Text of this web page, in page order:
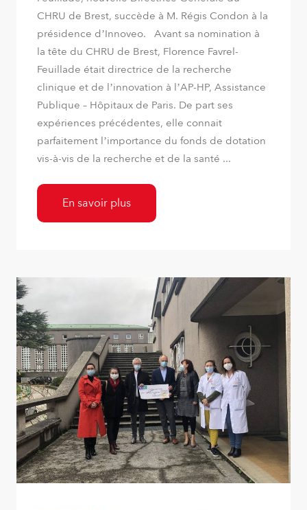
CHRU de Brest, succède à M. Régis Condon à la
présidence d’Innoveo. Avant sa nomination à
la tête du CHRU de Brest, Florence Favrel-
Feuillade était directrice de la recherche
clinique et de l’innovation à l’AP-HP, Assistance
Publique – Hôpitaux de Paris. De part ses
expériences précédentes, elle connait
parfaitement l’importance du fonds de dotation
vis-à-vis de la recherche et de la santé ...
En savoir plus